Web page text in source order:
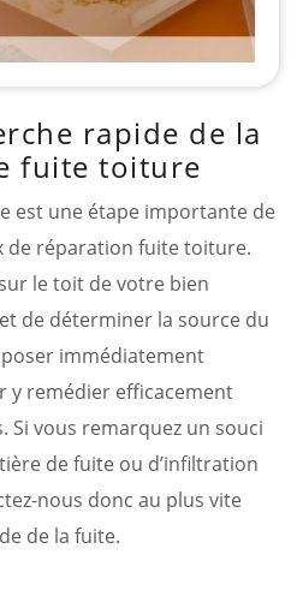
rapide de la
fuite toiture
est une étape importante de
de réparation fuite toiture.
le toit de votre bien
de déterminer la source du
immédiatement
y remédier efficacement
Si vous remarquez un souci
de fuite ou d’infiltration
nous donc au plus vite
de la fuite.